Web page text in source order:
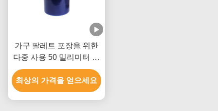
가구 팔레트 포장을 위한
다중 사용 50 밀리미터 보
호하는 플라스틱 박막
최상의 가격을 얻으세요